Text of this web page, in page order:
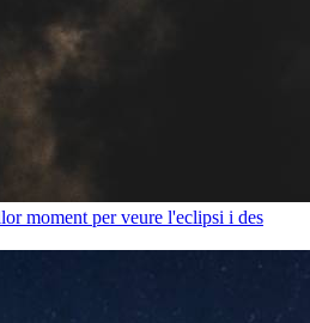
moment per veure l'eclipsi i des